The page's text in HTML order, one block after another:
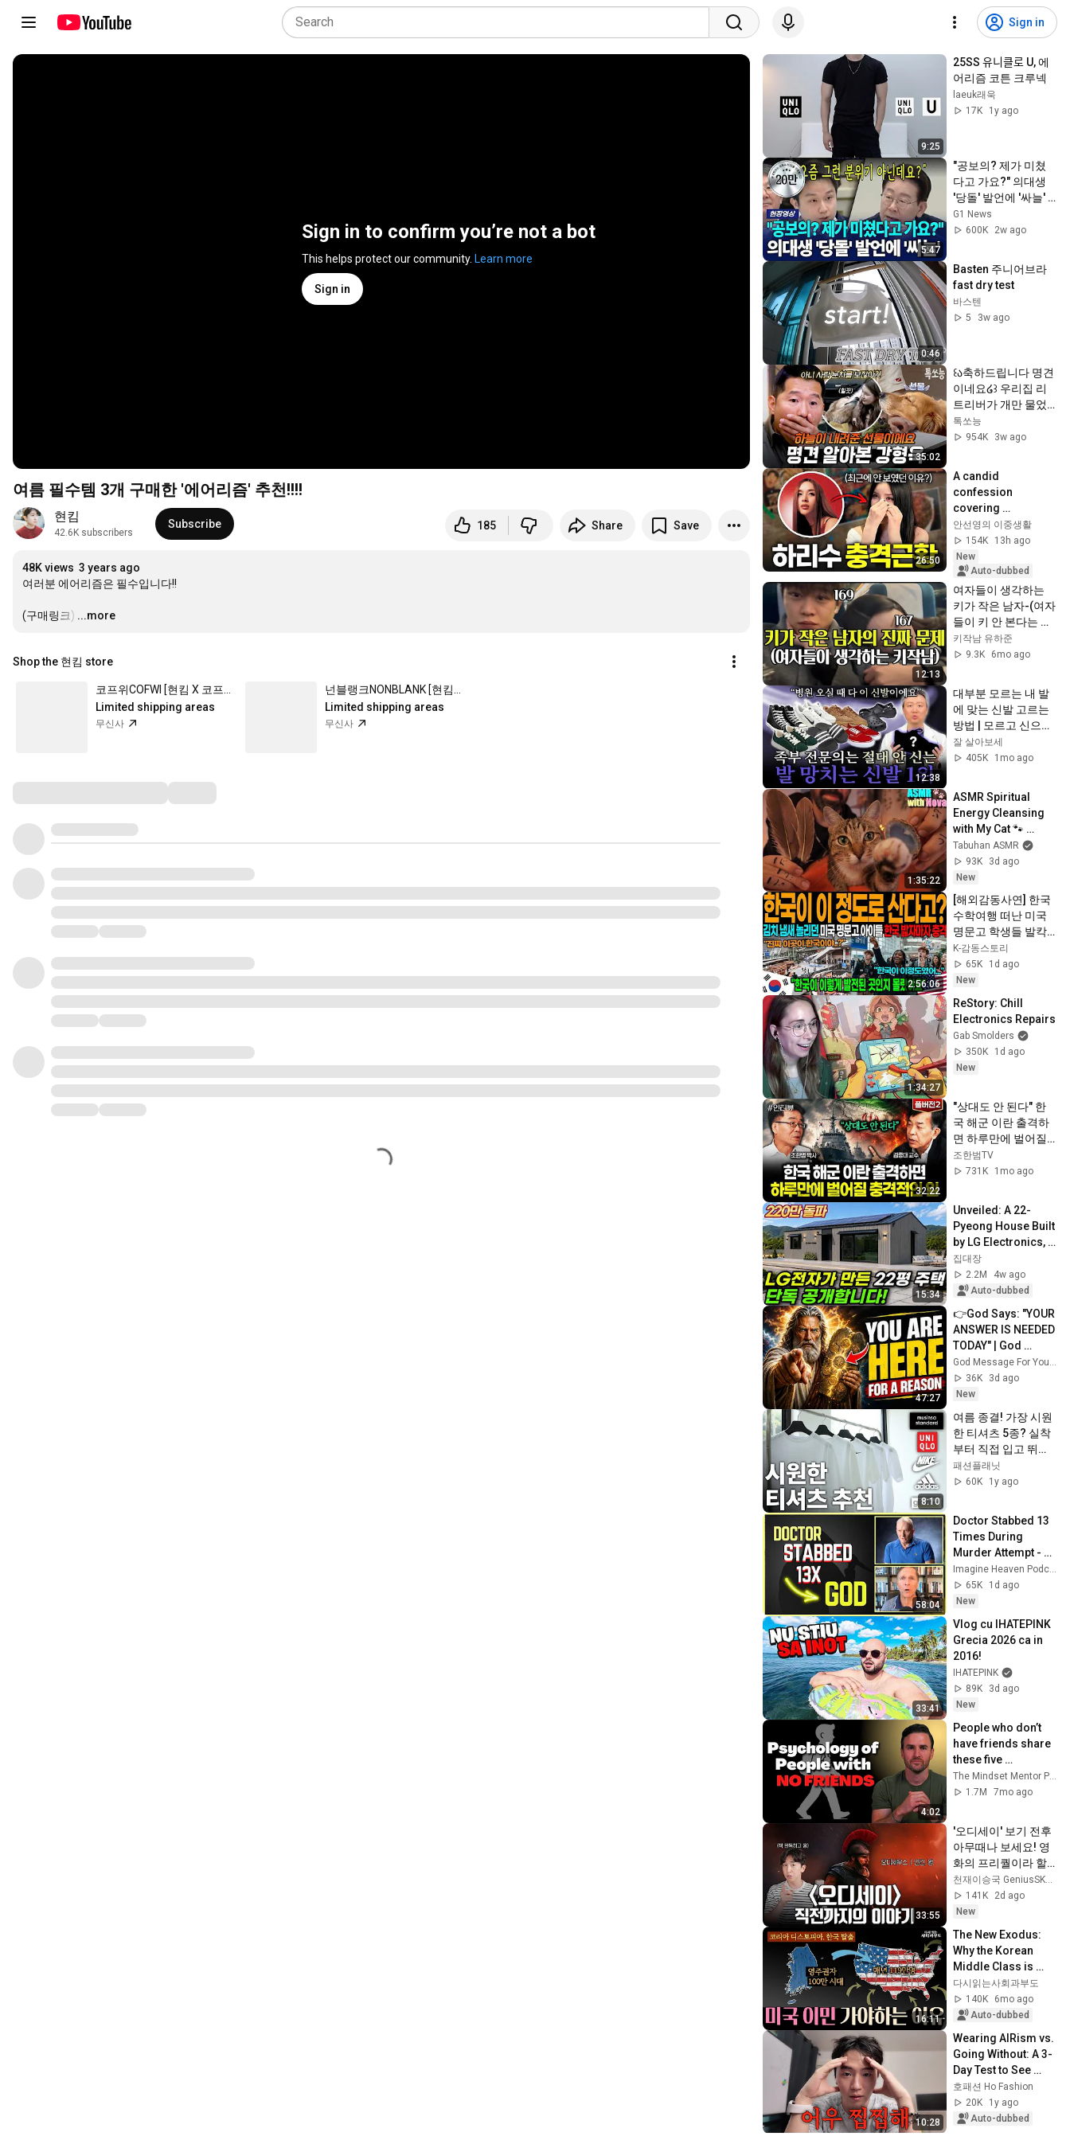
Sign in
Sign in to confirm you’re not a bot
This helps protect our community. Learn more
Sign in
여름 필수템 3개 구매한 '에어리즘' 추천!!!!
현킴
42.6K subscribers
Subscribe 185 Share Save
48K views 3 years ago
여러분 에어리즘은 필수입니다!!
(구매링크) …
...more
Shop the 현킴 store
Limited shipping areas
무신사
Limited shipping areas
무신사
9:25
25SS 유니클로 U, 에
어리즘 코튼 크루넥
laeuk래욱
17K
1y ago
5:47
"공보의? 제가 미쳤
다고 가요?" 의대생
'당돌' 발언에 '싸늘'
[G1현장영상]
G1 News
600K
2w ago
0:46
Basten 주니어브라
fast dry test
바스텐
5
3w ago
35:02
꒰ა축하드립니다 명견
이네요໒꒱ 우리집 리
트리버가 개만 물었
던 이유💥명견 알아
본 강형욱✨ | #개와
톡쏘능
954K
3w ago
26:50
A candid
confession
covering
everything from
scandals during
her prime to
divorce and her
experie...
안선영의 이중생활
154K
13h ago
New
Auto-dubbed
12:13
여자들이 생각하는
키가 작은 남자-(여자
들이 키 안 본다는 말
절대 믿지 마세요) #
키작남 #키작은남자
키작남 유하준
9.3K
6mo ago
12:38
대부분 모르는 내 발
에 맞는 신발 고르는
방법 | 모르고 신으면
족저근막염 더 악화
됩니다
잘 살아보세
405K
1mo ago
1:35:22
ASMR Spiritual
Energy Cleansing
with My Cat 🐾
Purring & Reiki for
Sleep & Stress
Relief
Tabuhan ASMR
93K
3d ago
New
2:56:06
[해외감동사연] 한국
수학여행 떠난 미국
명문고 학생들 발칵
뒤집혔다, 인천공항
하루 입국객 24만명
몰려 아수라장!
K-감동스토리
65K
1d ago
New
1:34:27
ReStory: Chill
Electronics Repairs
Gab Smolders
350K
1d ago
New
32:22
"상대도 안 된다" 한
국 해군 이란 출격하
면 하루만에 벌어질
충격적인 일 | 김종대
교수 풀버전2
조한범TV
731K
1mo ago
15:34
Unveiled: A 22-
Pyeong House Built
by LG Electronics,
Even Equipped with
Solar Panels! What
Happen...
집대장
2.2M
4w ago
Auto-dubbed
47:27
👉God Says: "YOUR
ANSWER IS NEEDED
TODAY" | God
Message Today |
Gods Message
Now
God Message For You Now
36K
3d ago
New
8:10
여름 종결! 가장 시원
한 티셔츠 5종? 실착
부터 직접 입고 뛰어
봤습니다!
패션플래닛
60K
1y ago
58:04
Doctor Stabbed 13
Times During
Murder Attempt -
Then God Showed
Up | Near Death
Experience
Imagine Heaven Podcast with John Burke
65K
1d ago
New
33:41
Vlog cu IHATEPINK
Grecia 2026 ca in
2016!
IHATEPINK
89K
3d ago
New
4:02
People who don’t
have friends share
these five
personality traits
The Mindset Mentor Podcast
1.7M
7mo ago
33:55
'오디세이' 보기 전후
아무때나 보세요! 영
화의 프리퀄이라 할
수 있는 일리아스 이
야기 간단 정리!
141K
2d ago
New
16:11
The New Exodus:
Why the Korean
Middle Class is
Choosing America
in 2026
다시읽는사회과부도
140K
6mo ago
Auto-dubbed
10:28
Wearing AIRism vs.
Going Without: A 3-
Day Test to See
What Feels Less
Sticky
호패션 Ho Fashion
20K
1y ago
Auto-dubbed